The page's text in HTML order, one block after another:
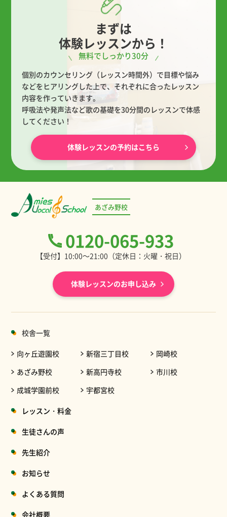
まずは
体験レッスンから！
無料でしっかり30分
個別のカウンセリング（レッスン時間外）で目標や悩み
などをヒアリングした上で、 それぞれに合ったレッスン
内容を作っていきます。
呼吸法や発声法など歌の基礎を30分間のレッスンで体感
してください！
体験レッスンの予約はこちら
あざみ野校
0120-065-933
【受付】10:00～21:00（定休日：火曜・祝日）
体験レッスンのお申し込み
校舎一覧
向ヶ丘遊園校
あざみ野校
成城学園前校
新宿三丁目校
新高円寺校
宇都宮校
岡崎校
市川校
レッスン・料金
生徒さんの声
先生紹介
お知らせ
よくある質問
会社概要